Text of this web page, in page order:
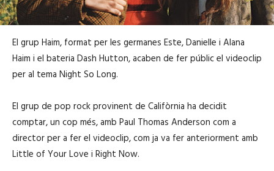
El grup Haim, format per les germanes Este, Danielle i Alana
Haim i el bateria Dash Hutton, acaben de fer públic el videoclip
per al tema Night So Long.
El grup de pop rock provinent de Califòrnia ha decidit
comptar, un cop més, amb Paul Thomas Anderson com a
director per a fer el videoclip, com ja va fer anteriorment amb
Little of Your Love i Right Now.